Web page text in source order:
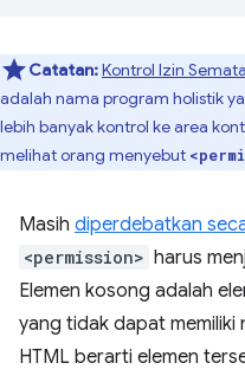
Catatan:Kontrol Izin
adalah nama program holistik
lebih banyak kontrol ke area
melihat orang menyebut
Masih diperdebatkan
<permission> harus
Elemen kosong adalah
yang tidak dapat memiliki
HTML berarti elemen